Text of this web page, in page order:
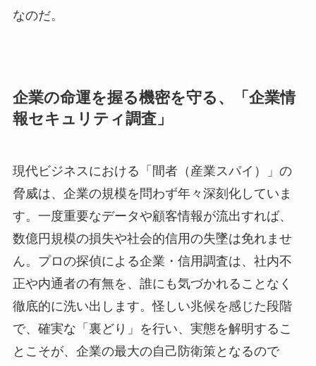
なのだ。
企業の命運を握る機密を守る、「企業情
報セキュリティ調査」
現代ビジネスにおける「間者（産業スパイ）」の
脅威は、企業の規模を問わず年々深刻化していま
す。一度重要なデータや顧客情報が流出すれば、
数億円規模の損失や社会的信用の失墜は免れませ
ん。プロの探偵による企業・信用調査は、社内不
正や内通者の有無を、誰にも気づかれることなく
徹底的に洗い出します。怪しい兆候を感じた段階
で、確実な「裏どり」を行い、実態を解明するこ
とこそが、企業の最大の自己防衛策となるので